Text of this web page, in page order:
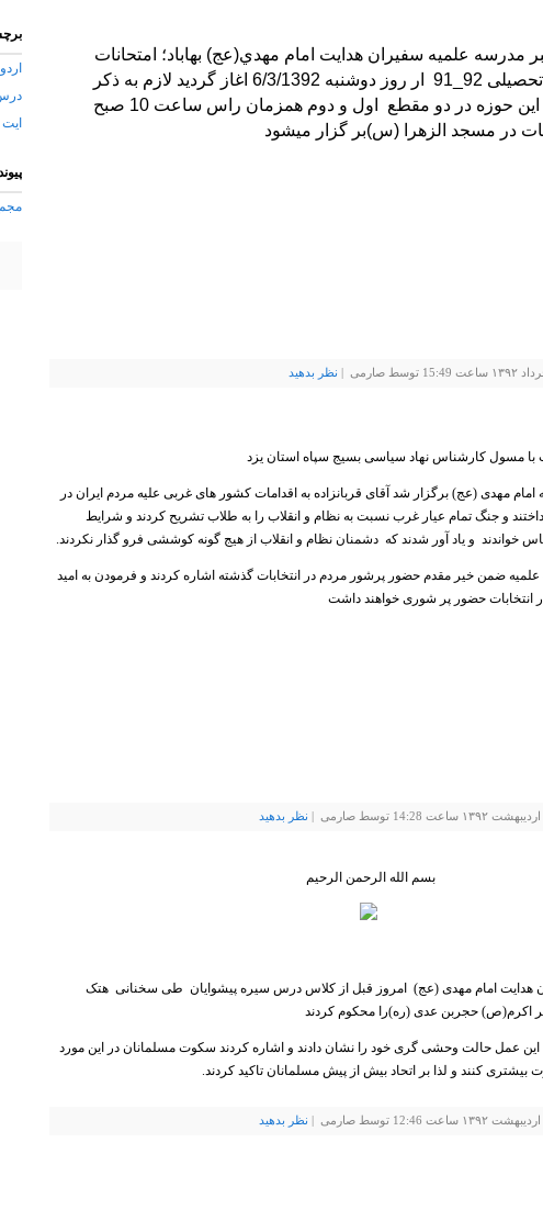
مدرسه علميه سفيران هدايت امام مهدي(عج) بهاباد؛ امتحانات
نیمسال دوم سال تحصیلی 92_91 ار روز دوشنبه 6/3/1392 اغاز گردید لازم به ذکر
است که امتحانات این حوزه در دو مقطع اول و دوم همزمان راس ساعت 10 صبح
در مسجد الزهرا (س)بر گزار میشود
نظر بدهيد
مسول کارشناس نهاد سیاسی بسیج سپاه استان یزد
امام مهدی (عج) برگزار شد آقای قربانزاده به اقدامات کشور های غربی علیه مردم ایران در
و جنگ تمام عیار غرب نسبت به نظام و انقلاب را به طلاب تشریح کردند و شرایط
و یاد آور شدند که دشمنان نظام و انقلاب از هیج گونه کوششی فرو گذار نکردند.
علمیه ضمن خیر مقدم حضور پرشور مردم در انتخابات گذشته اشاره کردند و فرمودن به امید
انتخابات حضور پر شوری خواهند داشت
نظر بدهيد
بسم الله الرحمن الرحیم
هدایت امام مهدی (عج) امروز قبل از کلاس درس سیره پیشوایان طی سخنانی هتک
اکرم(ص) حجربن عدی (ره)را محکوم کردند
این عمل حالت وحشی گری خود را نشان دادند و اشاره کردند سکوت مسلمانان در این مورد
کنند و لذا بر اتحاد بیش از پیش مسلمانان تاکيد کردند.
نظر بدهيد
اردو
ایت